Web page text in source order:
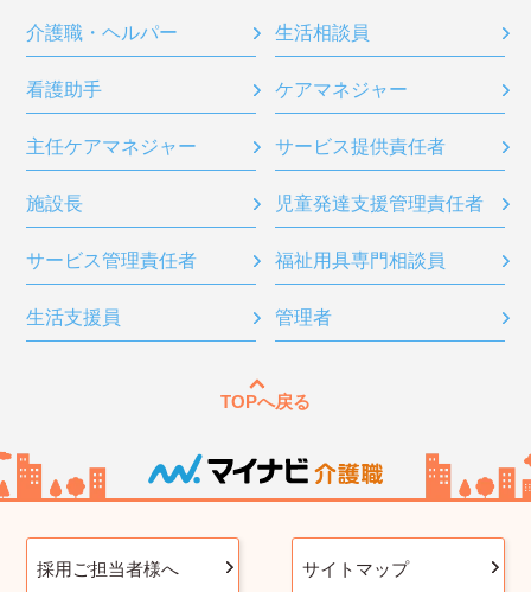
介護職・ヘルパー 生活相談員
看護助手 ケアマネジャー
主任ケアマネジャー サービス提供責任者
施設長 児童発達支援管理責任者
サービス管理責任者 福祉用具専門相談員
生活支援員 管理者
TOPへ戻る
採用ご担当者様へ サイトマップ